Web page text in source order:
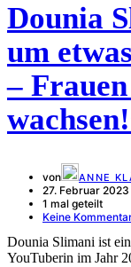
Dounia
um
–
von ANNE
27. Februar 2023
1 mal geteilt
Keine
Dounia Slimani ist
YouTuberin im Jahr